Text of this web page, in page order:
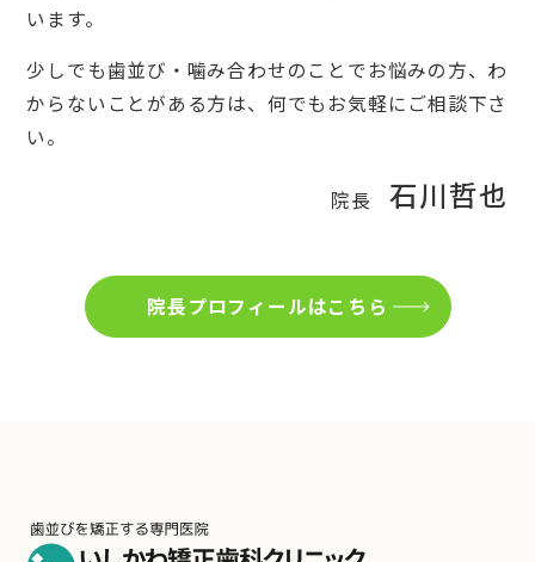
います。
少しでも歯並び・噛み合わせのことでお悩みの方、わ
からないことがある方は、何でもお気軽にご相談下さ
い。
院長 石川哲也
院長プロフィールはこちら